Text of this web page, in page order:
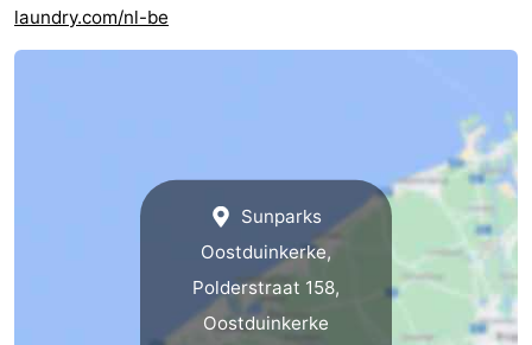
Brügge
-
laundry.com/nl-be
Sunparks
Oostduinkerke,
Polderstraat 158,
Oostduinkerke